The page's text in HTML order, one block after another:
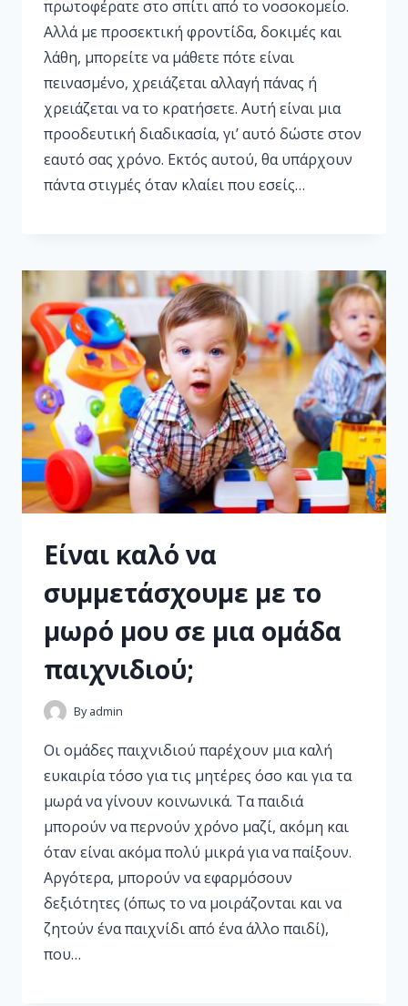
πρωτοφέρατε στο σπίτι από το νοσοκομείο.
Αλλά με προσεκτική φροντίδα, δοκιμές και
λάθη, μπορείτε να μάθετε πότε είναι
πεινασμένο, χρειάζεται αλλαγή πάνας ή
χρειάζεται να το κρατήσετε. Αυτή είναι μια
προοδευτική διαδικασία, γι’ αυτό δώστε στον
εαυτό σας χρόνο. Εκτός αυτού, θα υπάρχουν
πάντα στιγμές όταν κλαίει που εσείς…
Είναι καλό να
συμμετάσχουμε με το
μωρό μου σε μια ομάδα
παιχνιδιού;
By admin
Οι ομάδες παιχνιδιού παρέχουν μια καλή
ευκαιρία τόσο για τις μητέρες όσο και για τα
μωρά να γίνουν κοινωνικά. Τα παιδιά
μπορούν να περνούν χρόνο μαζί, ακόμη και
όταν είναι ακόμα πολύ μικρά για να παίξουν.
Αργότερα, μπορούν να εφαρμόσουν
δεξιότητες (όπως το να μοιράζονται και να
ζητούν ένα παιχνίδι από ένα άλλο παιδί),
που…